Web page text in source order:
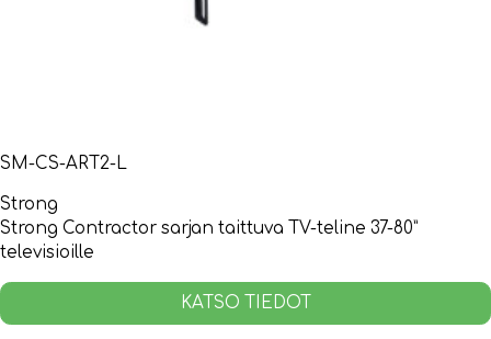
SM-CS-ART2-L
Strong
Strong Contractor sarjan taittuva TV-teline 37-80”
televisioille
KATSO TIEDOT